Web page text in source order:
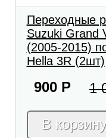
Переходные
Suzuki Grand
(2005-2015)
Hella 3R (2шт)
900 Р 1
В корзину